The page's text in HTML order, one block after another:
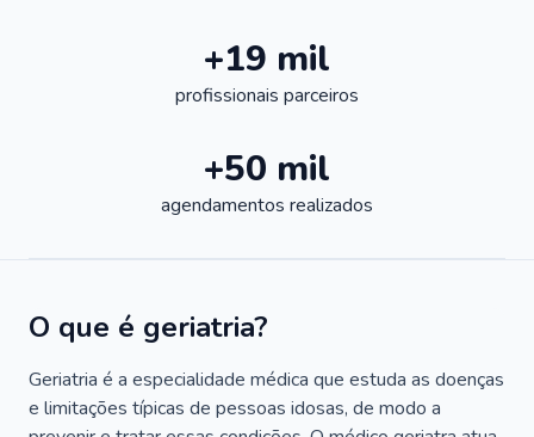
+19 mil
profissionais parceiros
+50 mil
agendamentos realizados
O que é geriatria?
Geriatria é a especialidade médica que estuda as doenças
e limitações típicas de pessoas idosas, de modo a